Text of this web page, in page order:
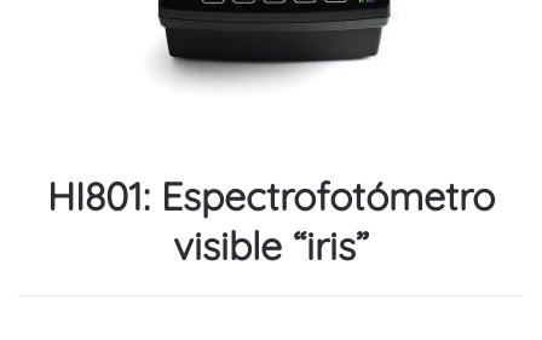
HI801: Espectrofotómetro
visible “iris”